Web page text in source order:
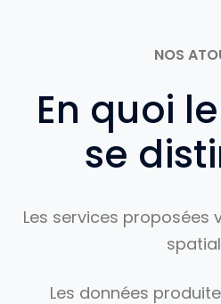
NOS
En quoi
se
Les services proposées
Les données